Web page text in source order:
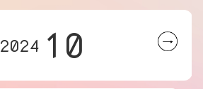
2024 10